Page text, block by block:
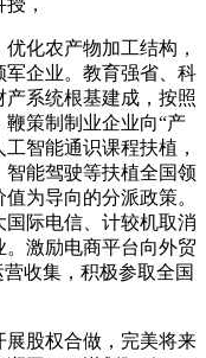
，
化农产物加工结构，
企业。教育强省、科
系统根基建成，按照
策制制业企业向“产
智能通识课程扶植，
能驾驶等扶植全国领
为导向的分派政策。
际电信、计较机取消
激励电商平台向外贸
收集，积极参取全国
股权合做，完美将来